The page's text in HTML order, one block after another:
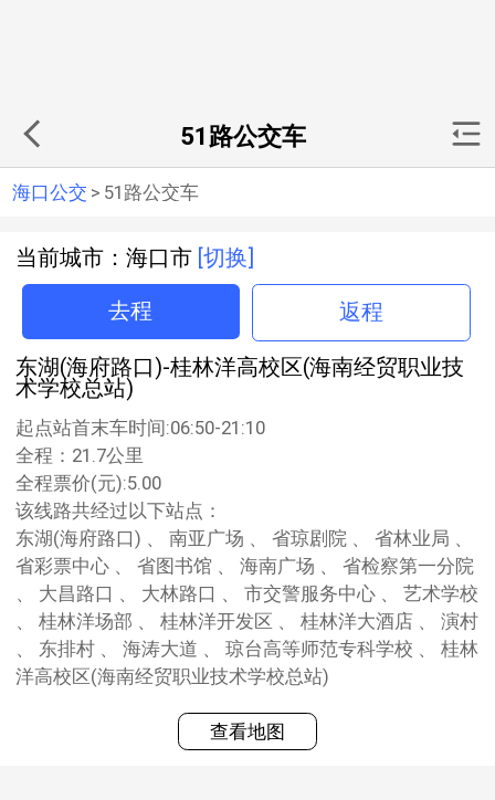
51路公交车
海口公交 > 51路公交车
当前城市：海口市 [切换]
去程 返程
东湖(海府路口)-桂林洋高校区(海南经贸职业技
术学校总站)
起点站首末车时间:06:50-21:10
全程：21.7公里
全程票价(元):5.00
该线路共经过以下站点：
东湖(海府路口) 、 南亚广场 、 省琼剧院 、 省林业局 、
省彩票中心 、 省图书馆 、 海南广场 、 省检察第一分院
、 大昌路口 、 大林路口 、 市交警服务中心 、 艺术学校
、 桂林洋场部 、 桂林洋开发区 、 桂林洋大酒店 、 演村
、 东排村 、 海涛大道 、 琼台高等师范专科学校 、 桂林
洋高校区(海南经贸职业技术学校总站)
查看地图